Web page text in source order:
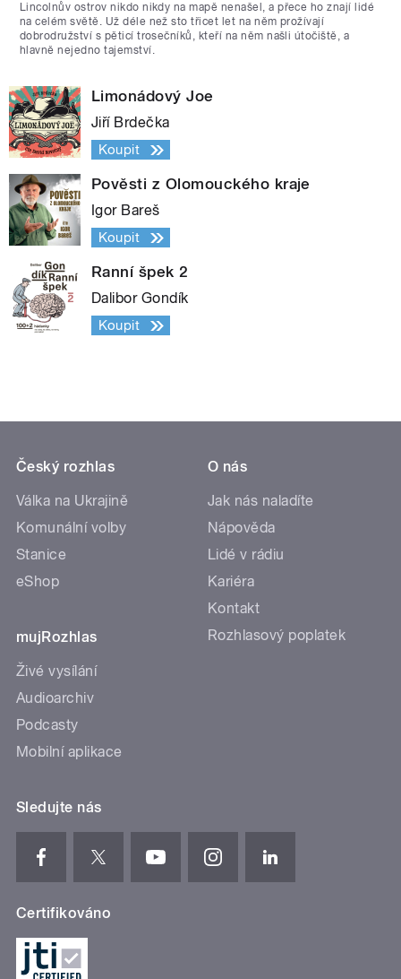
Lincolnův ostrov nikdo nikdy na mapě nenašel, a přece ho znají lidé
na celém světě. Už déle než sto třicet let na něm prožívají
dobrodružství s pěticí trosečníků, kteří na něm našli útočiště, a
hlavně nejedno tajemství.
Limonádový Joe
Jiří Brdečka
Koupit
Pověsti z Olomouckého kraje
Igor Bareš
Koupit
Ranní špek 2
Dalibor Gondík
Koupit
Český rozhlas
Válka na Ukrajině
Komunální volby
Stanice
eShop
mujRozhlas
Živé vysílání
Audioarchiv
Podcasty
Mobilní aplikace
O nás
Jak nás naladíte
Nápověda
Lidé v rádiu
Kariéra
Kontakt
Rozhlasový poplatek
Sledujte nás
Certifikováno